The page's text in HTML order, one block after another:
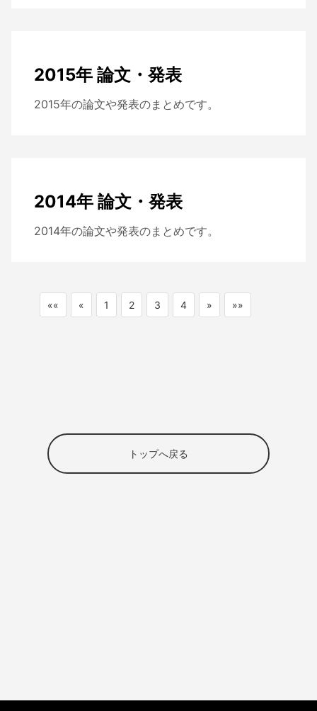
2015年 論文・発表
2015年の論文や発表のまとめです。
2014年 論文・発表
2014年の論文や発表のまとめです。
«« « 1 2 3 4 » »»
トップへ戻る